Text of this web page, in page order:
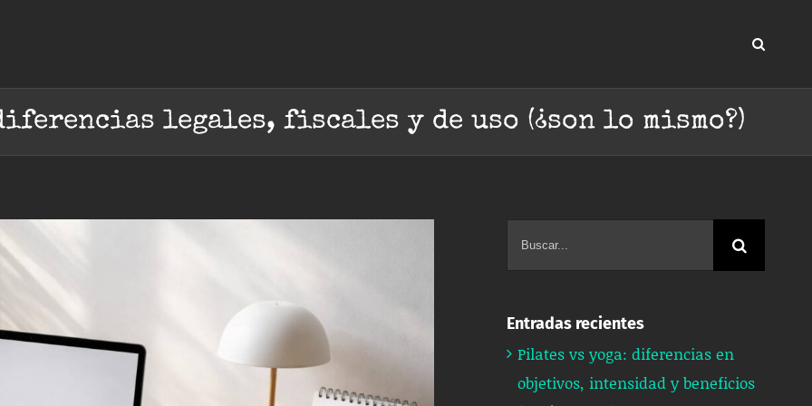
legales, fiscales y de uso (¿son lo mismo?)
Entradas recientes
Pilates vs yoga: diferencias en
objetivos, intensidad y beneficios